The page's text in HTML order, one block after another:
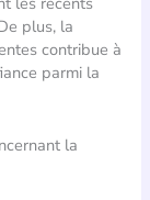
plus, la
contribue à
parmi la
la